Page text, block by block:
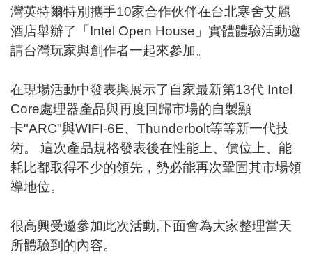
灣英特爾特別攜手10家合作伙伴在台北寒舍艾麗
酒店舉辦了「Intel Open House」實體體驗活動邀
請台灣玩家與創作者一起來參加。
在現場活動中發表與展示了自家最新第13代 Intel
Core處理器產品與再度回歸市場的自製顯
卡"ARC"與WIFI-6E、Thunderbolt等等新一代技
術。 這次產品規格發表後在性能上、價位上、能
耗比都取得不少的領先，勢必能再次鞏固其市場領
導地位。
很高興受邀參加此次活動,下面會為大家整理當天
所體驗到的內容。